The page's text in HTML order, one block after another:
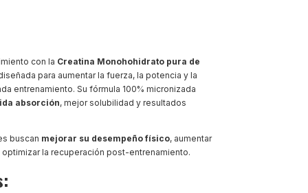
con la Creatina Monohohidrato pura de
para aumentar la fuerza, la potencia y la
entrenamiento. Su fórmula 100% micronizada
absorción, mejor solubilidad y resultados
buscan mejorar su desempeño físico, aumentar
optimizar la recuperación post-entrenamiento.